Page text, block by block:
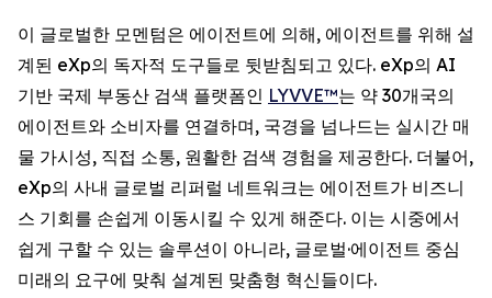
이 글로벌한 모멘텀은 에이전트에 의해, 에이전트를 위해 설
계된 eXp의 독자적 도구들로 뒷받침되고 있다. eXp의 AI
기반 국제 부동산 검색 플랫폼인 LYVVE™는 약 30개국의
에이전트와 소비자를 연결하며, 국경을 넘나드는 실시간 매
물 가시성, 직접 소통, 원활한 검색 경험을 제공한다. 더불어,
eXp의 사내 글로벌 리퍼럴 네트워크는 에이전트가 비즈니
스 기회를 손쉽게 이동시킬 수 있게 해준다. 이는 시중에서
쉽게 구할 수 있는 솔루션이 아니라, 글로벌·에이전트 중심
미래의 요구에 맞춰 설계된 맞춤형 혁신들이다.